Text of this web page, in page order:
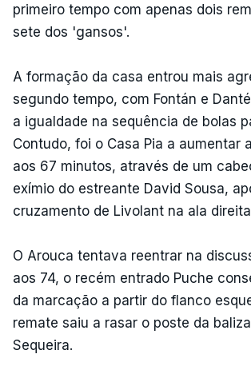
primeiro tempo com apenas dois
sete dos 'gansos'.
A formação da casa entrou mais
segundo tempo, com Fontán e
a igualdade na sequência de bolas
Contudo, foi o Casa Pia a aumentar
aos 67 minutos, através de um
exímio do estreante David Sousa,
cruzamento de Livolant na ala
O Arouca tentava reentrar na
aos 74, o recém entrado Puche
da marcação a partir do flanco
remate saiu a rasar o poste da
Sequeira.